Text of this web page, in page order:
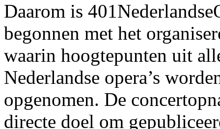
Daarom is
begonnen met het
waarin hoogtepunten uit
Nederlandse opera’s
opgenomen. De
directe doel om